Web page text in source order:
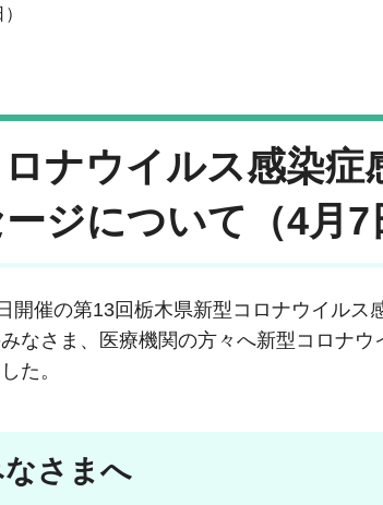
ナウイルス感染
ジについて（4月7
開催の第13回栃木県新型コロナウイルス
なさま、医療機関の方々へ新型コロナ
た。
さまへ